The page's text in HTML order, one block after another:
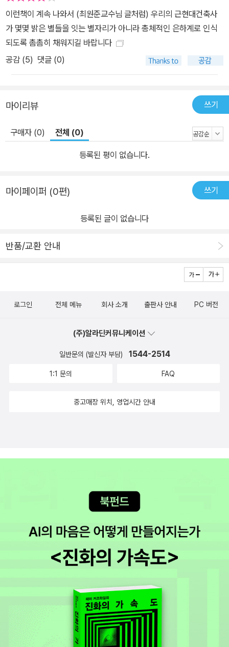
이런책이 계속 나와서 (최원준교수님 글처럼) 우리의 근현대건축사
가 몇몇 밝은 별들을 잇는 별자리가 아니라 총체적인 은하계로 인식
되도록 촘촘히 채워지길 바랍니다
공감 (5) 댓글 (0)
마이리뷰 쓰기
구매자 (0) 전체 (0)
등록된 평이 없습니다.
마이페이퍼 (0편) 쓰기
등록된 글이 없습니다
반품/교환 안내
로그인 전체 메뉴 회사 소개 출판사 안내 PC 버전
(주)알라딘커뮤니케이션
일반문의 (발신자 부담) 1544-2514
1:1 문의 FAQ
중고매장 위치, 영업시간 안내